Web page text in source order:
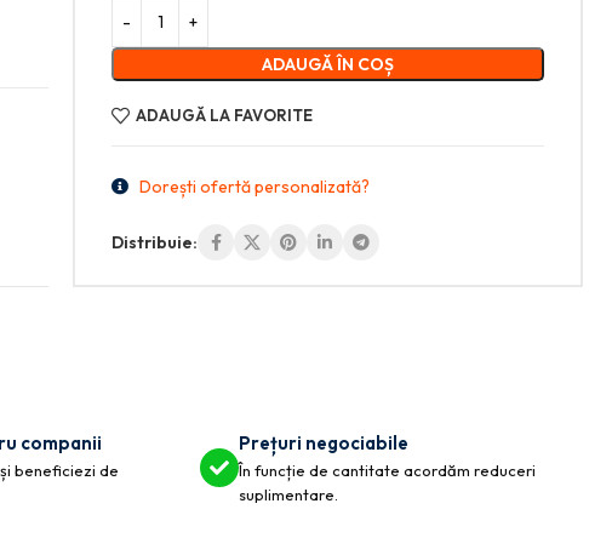
ADAUGĂ ÎN COȘ
ADAUGĂ LA FAVORITE
Dorești ofertă personalizată?
Distribuie:
companii
beneficiezi de
Prețuri negociabile
În funcție de cantitate acordăm reduceri
suplimentare.